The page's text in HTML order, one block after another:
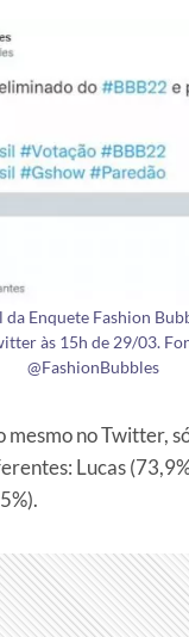
Enquete Fashion
às 15h de 29/03.
@FashionBubbles
no Twitter,
Lucas